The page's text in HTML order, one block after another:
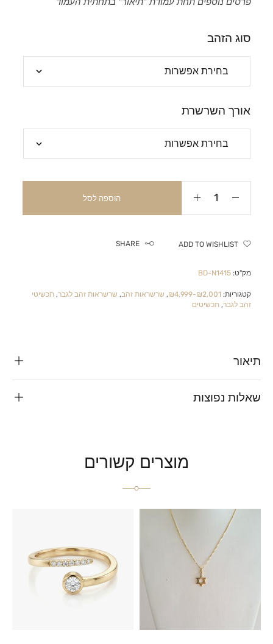
סוג הזהב
אורך השרשרת
הוספה לסל
ADD TO WISHLIST
SHARE
מק"ט:BD-N1415
קטגוריות:₪2,001-₪4,999
, שרשראות זהב, שרשראות זהב לגבר,תכשיטי
זהב לגבר,תכשיטים
תיאור
שאלות נפוצות
מוצרים קשורים